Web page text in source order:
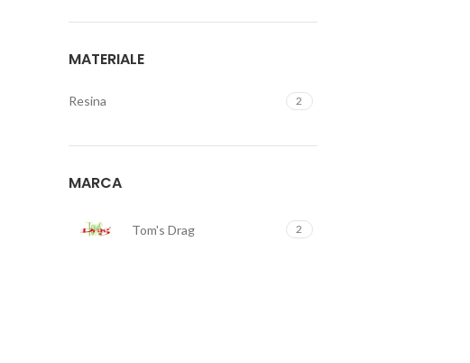
MATERIALE
Resina 2
MARCA
Tom's Drag 2